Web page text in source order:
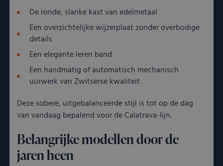
De ronde, slanke kast van edelmetaal
Een overzichtelijke wijzerplaat zonder overbodige
details
Een elegante leren band
Een handmatig of automatisch mechanisch
uurwerk van Zwitserse kwaliteit
Deze sobere, uitgebalanceerde stijl is tot op de dag
van vandaag bepalend voor de Calatrava-lijn.
Belangrijke modellen door de
jaren heen